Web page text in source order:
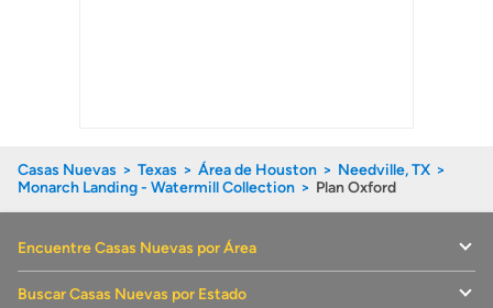
Casas Nuevas Texas Área de Houston
Needville, TX
Monarch Landing - Watermill Collection
Plan Oxford
Encuentre Casas Nuevas por Área
Buscar Casas Nuevas por Estado